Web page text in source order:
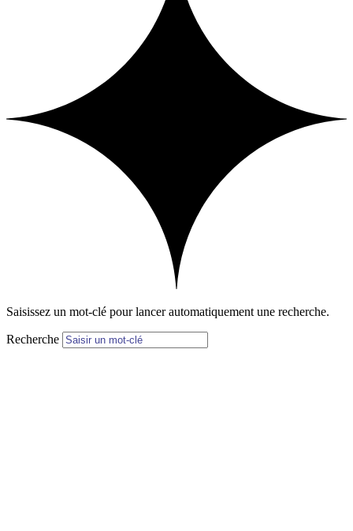
Saisissez un mot-clé pour lancer automatiquement une recherche.
Recherche